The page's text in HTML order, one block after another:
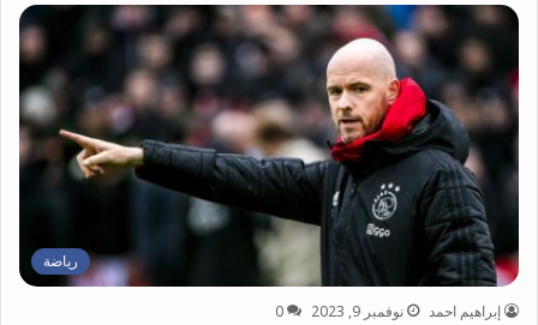
رياضة
إبراهيم احمد نوفمبر 9, 2023 0